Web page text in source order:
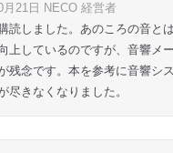
月21日 NECO 経営者
読しました。あのころの音と
上しているのですが、音響メ
残念です。本を参考に音響シ
尽きなくなりました。